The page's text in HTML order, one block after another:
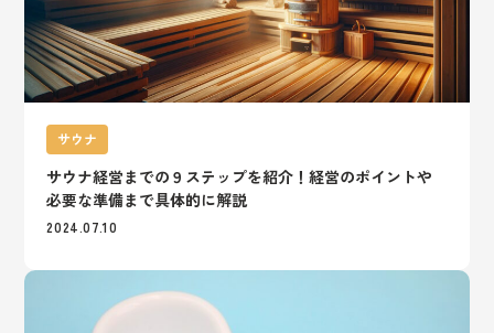
サウナ
サウナ経営までの９ステップを紹介！経営のポイントや
必要な準備まで具体的に解説
2024.07.10